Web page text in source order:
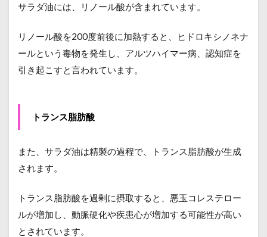
サラダ油には、リノール酸が含まれています。
リノール酸を200度前後に加熱すると、ヒドロキシノネナ
ールという毒物を発生し、アルツハイマー病、認知症を
引き起こすと言われています。
トランス脂肪酸
また、サラダ油は精製の過程で、トランス脂肪酸が生成
されます。
トランス脂肪酸を過剰に摂取すると、悪玉コレステロー
ルが増加し、動脈硬化や疾患心が増加する可能性が高い
とされています。